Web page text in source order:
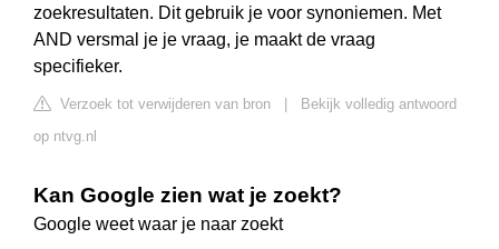
zoekresultaten. Dit gebruik je voor synoniemen. Met
AND versmal je je vraag, je maakt de vraag
specifieker.
Verzoek tot verwijderen van bron
Bekijk volledig antwoord
op ntvg.nl
Kan Google zien wat je zoekt?
Google weet waar je naar zoekt